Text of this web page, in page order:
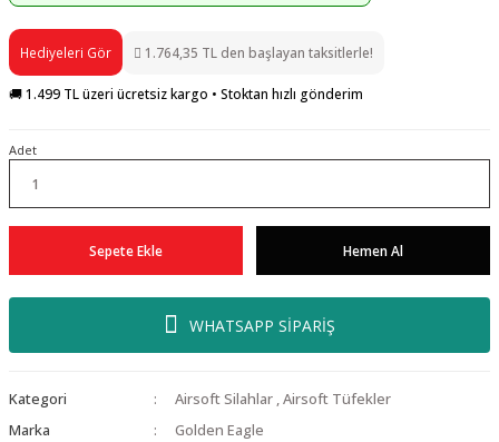
Hediyeleri Gör 1.764,35 TL den başlayan taksitlerle!
🚚 1.499 TL üzeri ücretsiz kargo • Stoktan hızlı gönderim
Adet
Sepete Ekle Hemen Al
WHATSAPP SİPARİŞ
Kategori Airsoft Silahlar ,Airsoft Tüfekler
Marka
Golden Eagle